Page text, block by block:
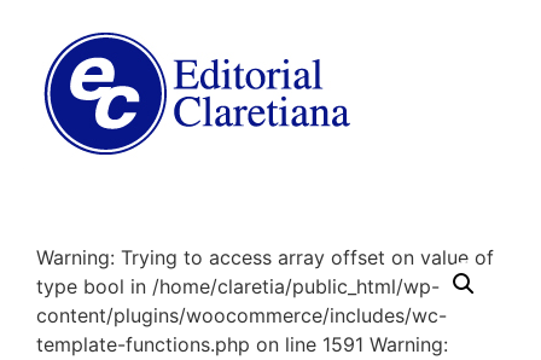
Warning: Trying to access array offset on value of
type bool in /home/claretia/public_html/wp-
content/plugins/woocommerce/includes/wc-
template-functions.php on line 1591 Warning: